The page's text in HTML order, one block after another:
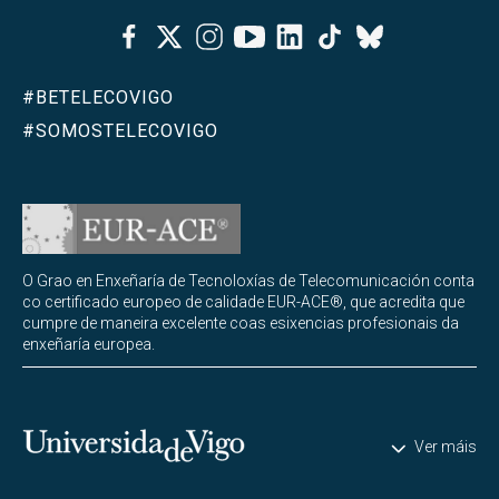
Programas de doutoramento
Abrir
Outra formación
FacebookTwitterInstagramYoutubeLinkedinTiktok
Bluesky
#BETELECOVIGO
#SOMOSTELECOVIGO
O Grao en Enxeñaría de Tecnoloxías de Telecomunicación conta
co certificado europeo de calidade EUR-ACE®, que acredita que
cumpre de maneira excelente coas esixencias profesionais da
enxeñaría europea.
Universidade de Vigo Ver máis